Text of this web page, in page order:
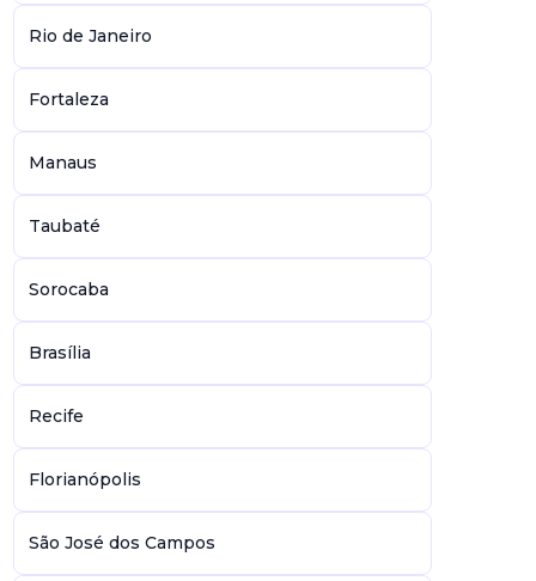
Rio de Janeiro
Fortaleza
Manaus
Taubaté
Sorocaba
Brasília
Recife
Florianópolis
São José dos Campos